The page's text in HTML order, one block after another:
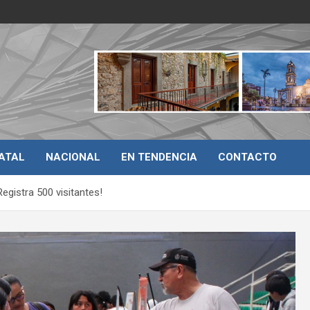
NACIONAL EN TENDENCIA CONTACTO
500 visitantes!